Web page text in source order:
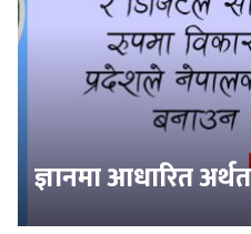
ज्ञानमा आधारित